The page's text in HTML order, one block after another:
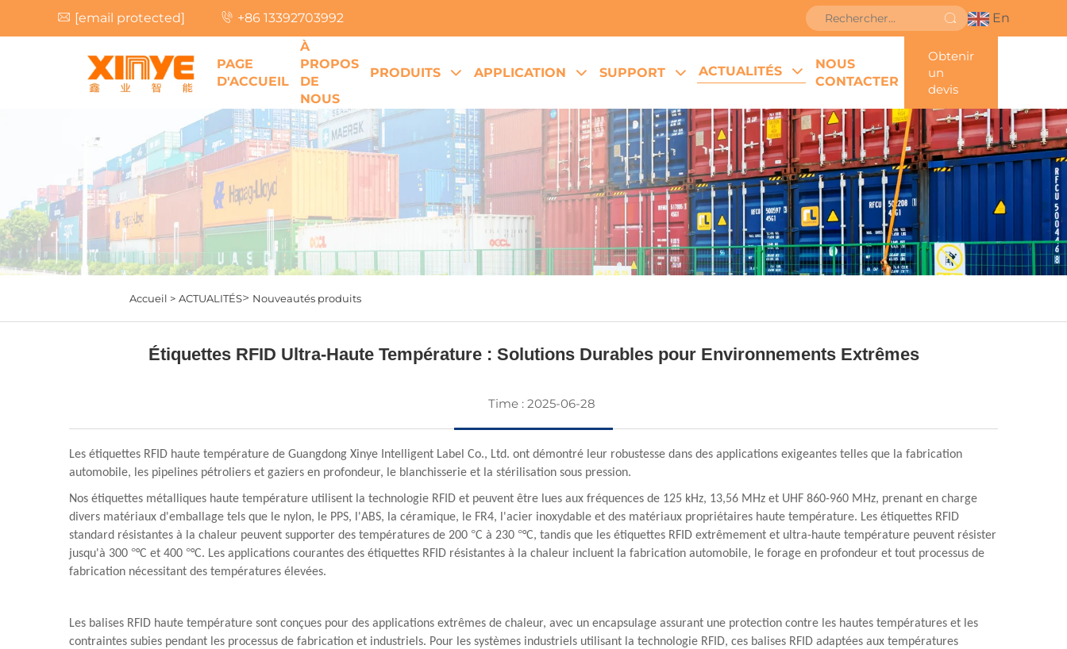
[email protected] +86 13392703992 En
PAGE
D'ACCUEIL
À
PROPOS
DE
NOUS
PRODUITS APPLICATION SUPPORT ACTUALITÉS
NOUS
CONTACTER
Obtenir
un
devis
Accueil > ACTUALITÉS> Nouveautés produits
Étiquettes RFID Ultra-Haute Température : Solutions Durables pour Environnements Extrêmes
Time : 2025-06-28
Les étiquettes RFID haute température de Guangdong Xinye Intelligent Label Co., Ltd. ont démontré leur robustesse dans des applications exigeantes telles que la fabrication
automobile, les pipelines pétroliers et gaziers en profondeur, le blanchisserie et la stérilisation sous pression.
Nos étiquettes métalliques haute température utilisent la technologie RFID et peuvent être lues aux fréquences de 125 kHz, 13,56 MHz et UHF 860-960 MHz, prenant en charge
divers matériaux d'emballage tels que le nylon, le PPS, l'ABS, la céramique, le FR4, l'acier inoxydable et des matériaux propriétaires haute température. Les étiquettes RFID
standard résistantes à la chaleur peuvent supporter des températures de 200 °C à 230 °°C, tandis que les étiquettes RFID extrêmement et ultra-haute température peuvent résister
jusqu'à 300 °°C et 400 °°C. Les applications courantes des étiquettes RFID résistantes à la chaleur incluent la fabrication automobile, le forage en profondeur et tout processus de
fabrication nécessitant des températures élevées.
Les balises RFID haute température sont conçues pour des applications extrêmes de chaleur, avec un encapsulage assurant une protection contre les hautes températures et les
contraintes subies pendant les processus de fabrication et industriels. Pour les systèmes industriels utilisant la technologie RFID, ces balises RFID adaptées aux températures